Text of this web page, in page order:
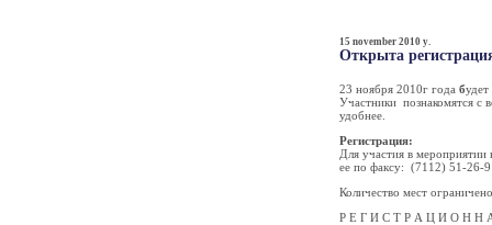
15 november 2010 y.
Открыта
23 ноября 2010г года б
Участники познакомятся с
удобнее.
Регистрация:
Для участия в
ее по факсу: (7112) 51-26-
Количество мест
Р Е Г И С Т Р А Ц И О Н